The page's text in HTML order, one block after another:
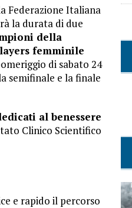
Federazione Italiana
la durata di due
della
femminile
di sabato 24
semifinale e la finale
al benessere
Clinico Scientifico
e rapido il percorso